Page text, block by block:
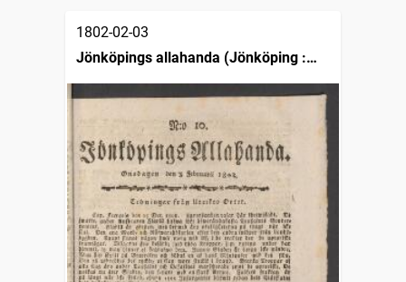
1802-02-03
Jönköpings allahanda (Jönköping :